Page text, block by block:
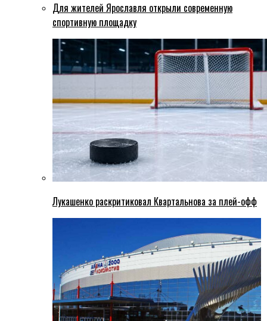
Для жителей Ярославля открыли современную
спортивную площадку
Лукашенко раскритиковал Квартальнова за плей-офф